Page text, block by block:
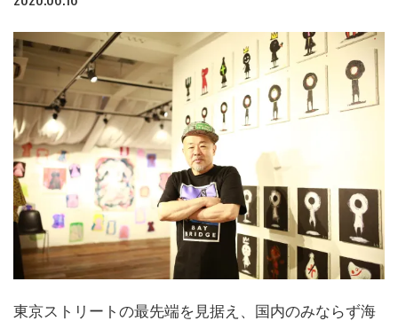
東京ストリートの最先端を見据え、国内のみならず海